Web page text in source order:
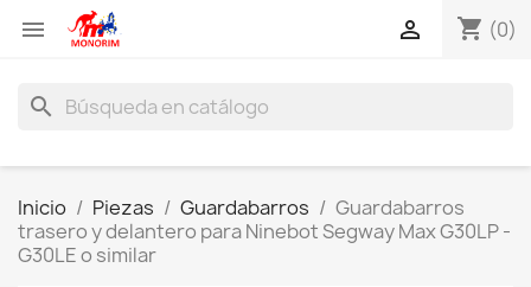
 shopping_cart (0)

search
Inicio Piezas Guardabarros
Guardabarros
trasero y delantero para Ninebot Segway Max G30LP -
G30LE o similar